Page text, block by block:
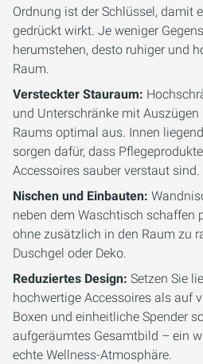
Ordnung ist der Schlüssel, damit
gedrückt wirkt. Je weniger
herumstehen, desto ruhiger und
Raum.
Versteckter Stauraum:
und Unterschränke mit
Raums optimal aus. Innen
sorgen dafür, dass
Accessoires sauber verstaut sind.
Nischen und Einbauten:
neben dem Waschtisch schaffen
ohne zusätzlich in den Raum zu
Duschgel oder Deko.
Reduziertes Design: Setzen Sie
hochwertige Accessoires als auf
Boxen und einheitliche Spender
aufgeräumtes Gesamtbild – ein
echte Wellness-Atmosphäre.